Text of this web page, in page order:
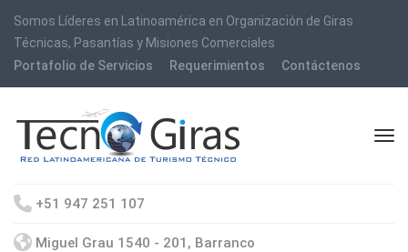
Somos Líderes en Latinoamérica en Organización de Giras
Técnicas, Pasantías y Misiones Comerciales
Portafolio de Servicios
Requerimientos Contáctenos
+51 947 251 107
Miguel Grau 1540 - 201, Barranco